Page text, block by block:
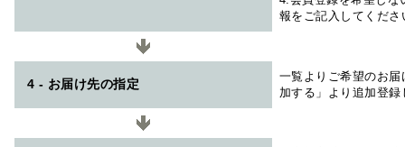
報をご記入してくださ
4 - お届け先の指定
一覧よりご希望のお
加する」より追加登